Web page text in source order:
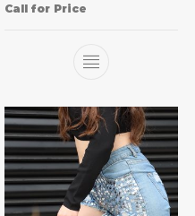
Call for Price